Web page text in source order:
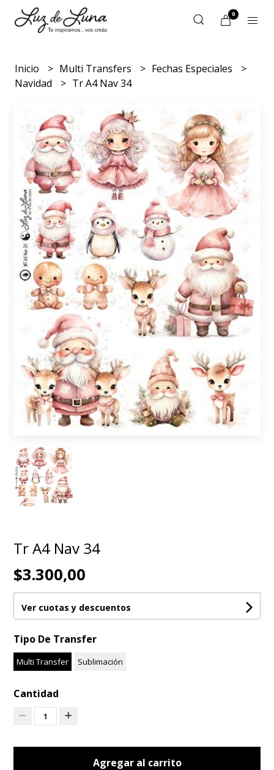
0
Inicio Multi Transfers
Fechas Especiales
Navidad
Tr A4 Nav 34
Tr A4 Nav 34
$3.300,00
Ver cuotas y descuentos
Tipo De Transfer
Multi Transfer Sublimación
Cantidad
1
Agregar al carrito